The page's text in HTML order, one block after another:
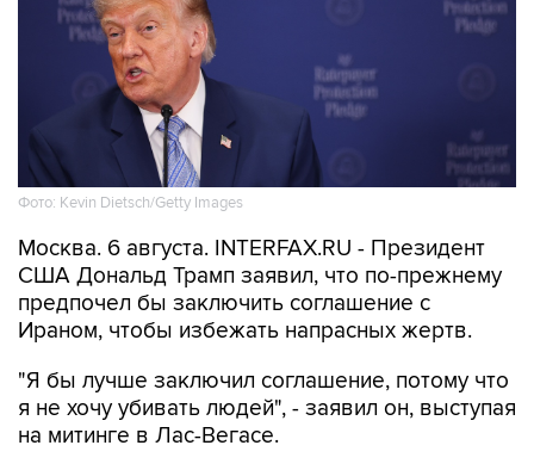
Фото: Kevin Dietsch/Getty Images
Москва. 6 августа. INTERFAX.RU - Президент
США Дональд Трамп заявил, что по-прежнему
предпочел бы заключить соглашение с
Ираном, чтобы избежать напрасных жертв.
"Я бы лучше заключил соглашение, потому что
я не хочу убивать людей", - заявил он, выступая
на митинге в Лас-Вегасе.